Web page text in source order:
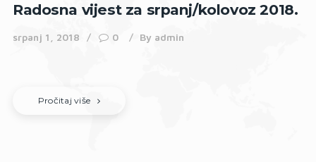
Radosna vijest za srpanj/kolovoz 2018.
srpanj 1, 2018 0 By admin
Pročitaj više